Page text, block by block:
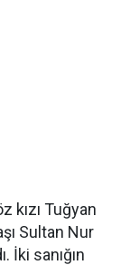
kızı Tuğyan
Sultan Nur
İki sanığın